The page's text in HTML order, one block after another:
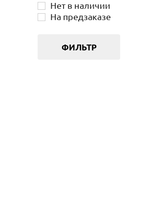
Нет в наличии
На предзаказе
ФИЛЬТР